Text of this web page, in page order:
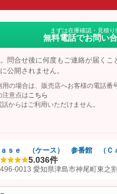
まずは在庫確認・見積り
無料電話でお問い
問合せ後に何度もご連絡が届くこ
公開されません。
の場合は、販売店へお客様の電話番
注意点は こちら
からはご利用いただけません。
面でグーネットを友だち追加して
ａｓｅ （ケース） 参番館 （Ｃａ
5.036件
0013 愛知県津島市神尾町東之